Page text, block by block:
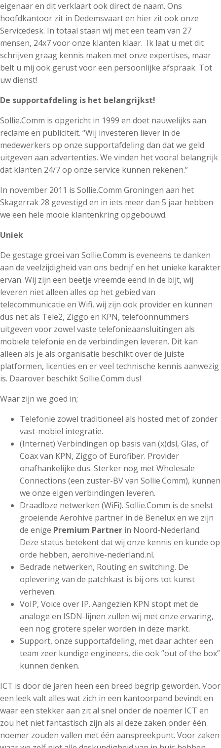
eigenaar en dit verklaart ook direct de naam. Ons
hoofdkantoor zit in Dedemsvaart en hier zit ook onze
Servicedesk. In totaal staan wij met een team van 27
mensen, 24x7 voor onze klanten klaar. Ik laat u met dit
schrijven graag kennis maken met onze expertises, maar
belt u mij ook gerust voor een persoonlijke afspraak. Tot
uw dienst!
De supportafdeling is het belangrijkst!
Sollie.Comm is opgericht in 1999 en doet nauwelijks aan
reclame en publiciteit. “Wij investeren liever in de
medewerkers op onze supportafdeling dan dat we geld
uitgeven aan advertenties. We vinden het vooral belangrijk
dat klanten 24/7 op onze service kunnen rekenen.”
In november 2011 is Sollie.Comm Groningen aan het
Skagerrak 28 gevestigd en in iets meer dan 5 jaar hebben
we een hele mooie klantenkring opgebouwd.
Uniek
De gestage groei van Sollie.Comm is eveneens te danken
aan de veelzijdigheid van ons bedrijf en het unieke karakter
ervan. Wij zijn een beetje vreemde eend in de bijt, wij
leveren niet alleen alles op het gebied van
telecommunicatie en Wifi, wij zijn ook provider en kunnen
dus net als Tele2, Ziggo en KPN, telefoonnummers
uitgeven voor zowel vaste telefonieaansluitingen als
mobiele telefonie en de verbindingen leveren. Dit kan
alleen als je als organisatie beschikt over de juiste
platformen, licenties en er veel technische kennis aanwezig
is. Daarover beschikt Sollie.Comm dus!
Waar zijn we goed in;
Telefonie zowel traditioneel als hosted met of zonder
vast-mobiel integratie.
(Internet) Verbindingen op basis van (x)dsl, Glas, of
Coax van KPN, Ziggo of Eurofiber. Provider
onafhankelijke dus. Sterker nog met Wholesale
Connections (een zuster-BV van Sollie.Comm), kunnen
we onze eigen verbindingen leveren.
Draadloze netwerken (WiFi). Sollie.Comm is de snelst
groeiende Aerohive partner in de Benelux en we zijn
de enige Premium Partner in Noord-Nederland.
Deze status betekent dat wij onze kennis en kunde op
orde hebben, aerohive-nederland.nl.
Bedrade netwerken, Routing en switching. De
oplevering van de patchkast is bij ons tot kunst
verheven.
VoIP, Voice over IP. Aangezien KPN stopt met de
analoge en ISDN-lijnen zullen wij met onze ervaring,
een nog grotere speler worden in deze markt.
Support, onze supportafdeling, met daar achter een
team zeer kundige engineers, die ook ”out of the box”
kunnen denken.
ICT is door de jaren heen een breed begrip geworden. Voor
een leek valt alles wat zich in een kantoorpand bevindt en
waar een stekker aan zit al snel onder de noemer ICT en
zou het niet fantastisch zijn als al deze zaken onder één
noemer zouden vallen met één aanspreekpunt. Voor zaken